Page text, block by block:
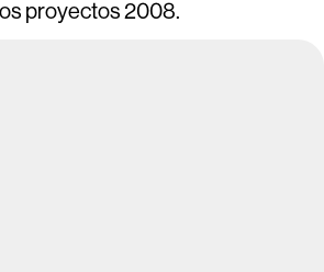
proyectos 2008.